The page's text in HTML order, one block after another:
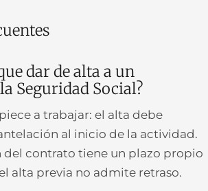
dar de alta a un
Seguridad Social?
a trabajar: el alta debe
al inicio de la actividad.
del contrato tiene un plazo propio
alta previa no admite retraso.